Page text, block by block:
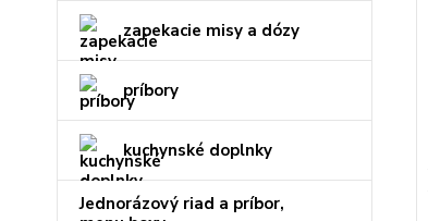
zapekacie misy a dózy
príbory
kuchynské doplnky
Jednorázový riad a príbor,